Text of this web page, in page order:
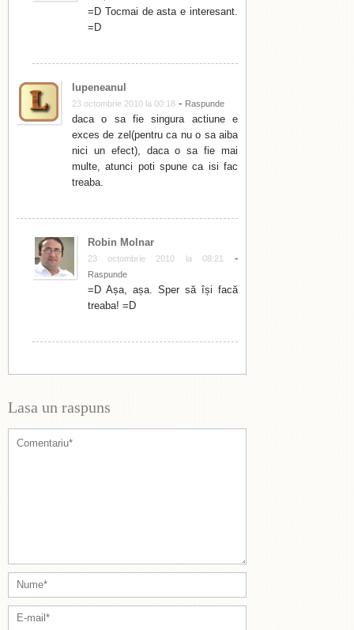
=D Tocmai de asta e interesant.
=D
lupeneanul
23 octombrie 2010 la 00:18 - Raspunde
daca o sa fie singura actiune e
exces de zel(pentru ca nu o sa aiba
nici un efect), daca o sa fie mai
multe, atunci poti spune ca isi fac
treaba.
Robin Molnar
23 octombrie 2010 la 08:21-
Raspunde
=D Așa, așa. Sper să își facă
treaba! =D
Lasa un raspuns